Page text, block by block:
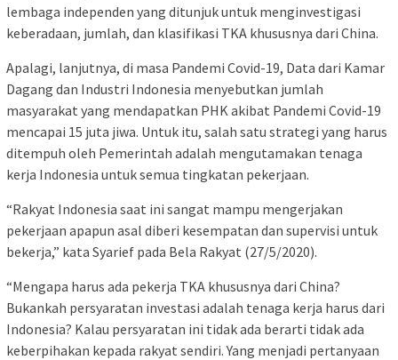
lembaga independen yang ditunjuk untuk menginvestigasi
keberadaan, jumlah, dan klasifikasi TKA khususnya dari China.
Apalagi, lanjutnya, di masa Pandemi Covid-19, Data dari Kamar
Dagang dan Industri Indonesia menyebutkan jumlah
masyarakat yang mendapatkan PHK akibat Pandemi Covid-19
mencapai 15 juta jiwa. Untuk itu, salah satu strategi yang harus
ditempuh oleh Pemerintah adalah mengutamakan tenaga
kerja Indonesia untuk semua tingkatan pekerjaan.
“Rakyat Indonesia saat ini sangat mampu mengerjakan
pekerjaan apapun asal diberi kesempatan dan supervisi untuk
bekerja,” kata Syarief pada Bela Rakyat (27/5/2020).
“Mengapa harus ada pekerja TKA khususnya dari China?
Bukankah persyaratan investasi adalah tenaga kerja harus dari
Indonesia? Kalau persyaratan ini tidak ada berarti tidak ada
keberpihakan kepada rakyat sendiri. Yang menjadi pertanyaan